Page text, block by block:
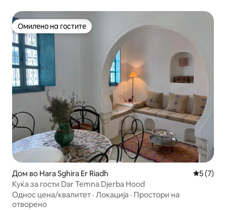
Омилено на гостите
Омилено на гостите
Дом во Hara Sghira Er Riadh
5 (7)
Куќа за гости Dar Temna Djerba Hood
Однос цена/квалитет · Локација · Простори на
отворено